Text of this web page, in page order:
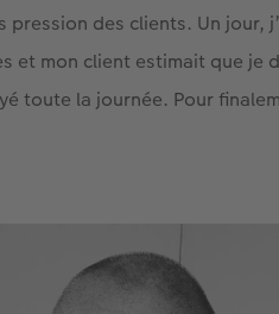
des clients. Un jour,
et mon client estimait que je
toute la journée. Pour